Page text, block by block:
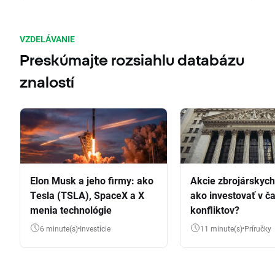
VZDELÁVANIE
Preskúmajte rozsiahlu databázu
znalostí
Elon Musk a jeho firmy: ako
Tesla (TSLA), SpaceX a X
menia technológie
6 minute(s) Investície
Akcie
ako investovať v
konfliktov?
11 minute(s) Príručky